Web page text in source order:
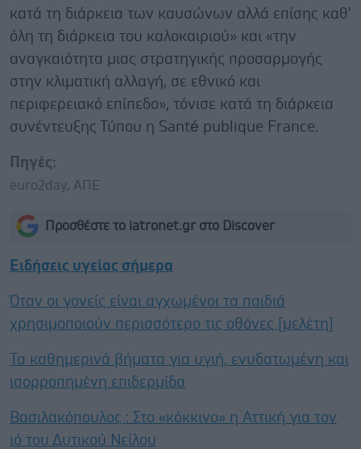
κατά τη διάρκεια των καυσώνων αλλά επίσης καθ'
όλη τη διάρκεια του καλοκαιριού» και «την
αναγκαιότητα μιας στρατηγικής προσαρμογής
στην κλιματική αλλαγή, σε εθνικό και
περιφερειακό επίπεδο», τόνισε κατά τη διάρκεια
συνέντευξης Τύπου η Santé publique France.
Πηγές:
euro2day, ΑΠΕ
Προσθέστε το iatronet.gr στο Discover
Ειδήσεις υγείας σήμερα
Όταν οι γονείς είναι αγχωμένοι τα παιδιά
χρησιμοποιούν περισσότερο τις οθόνες [μελέτη]
Τα καθημερινά βήματα για υγιή, ενυδατωμένη και
ισορροπημένη επιδερμίδα
Βασιλακόπουλος : Στο «κόκκινο» η Αττική για τον
ιό του Δυτικού Νείλου